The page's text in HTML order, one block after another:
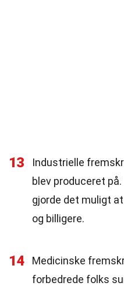
13
Industrielle
blev produceret
gjorde det muligt
og billigere.
14
Medicinske
forbedrede folks